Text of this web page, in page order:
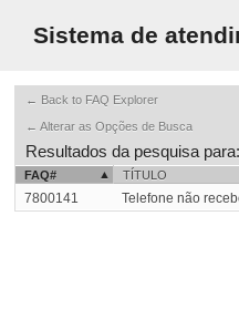
Sistema de
← Back to FAQ Explorer
← Alterar as Opções de Busca
Resultados da pesquisa para:
FAQ#
TÍTULO
7800141 Telefone não